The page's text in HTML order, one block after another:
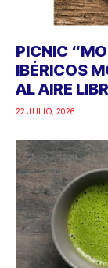
PICNIC
IBÉRICOS
AL AIRE
22 JULIO, 2026